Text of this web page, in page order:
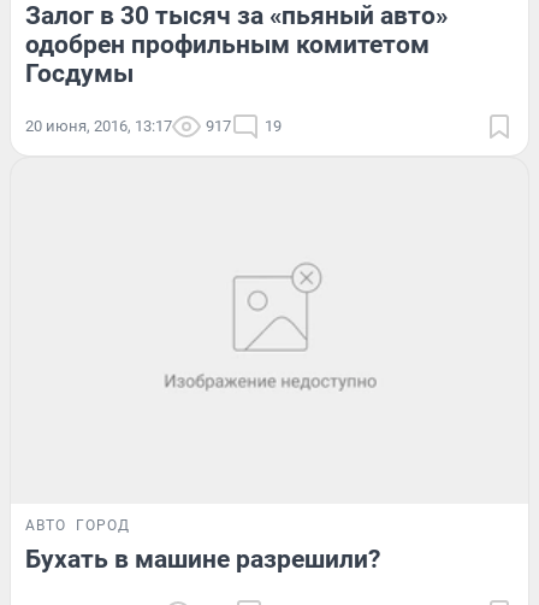
Залог в 30 тысяч за «пьяный авто»
одобрен профильным комитетом
Госдумы
20 июня, 2016, 13:17 917 19
АВТО ГОРОД
Бухать в машине разрешили?